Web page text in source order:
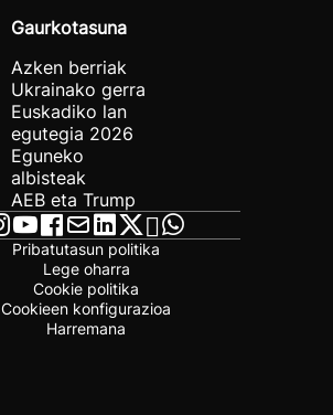
Gaurkotasuna
Azken berriak
Ukrainako gerra
Euskadiko lan
egutegia 2026
Eguneko
albisteak
AEB eta Trump
Pribatutasun politika
Lege oharra
Cookie politika
Cookieen konfigurazioa
Harremana